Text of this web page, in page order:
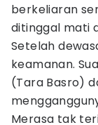
berkeliaran
ditinggal mati
Setelah
keamanan.
(Tara Basro)
Merasa tak